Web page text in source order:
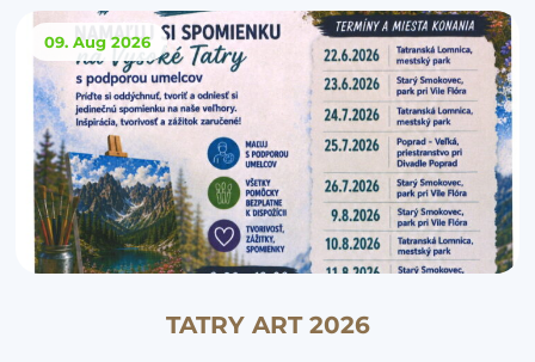
09. Aug 2026
TATRY ART 2026